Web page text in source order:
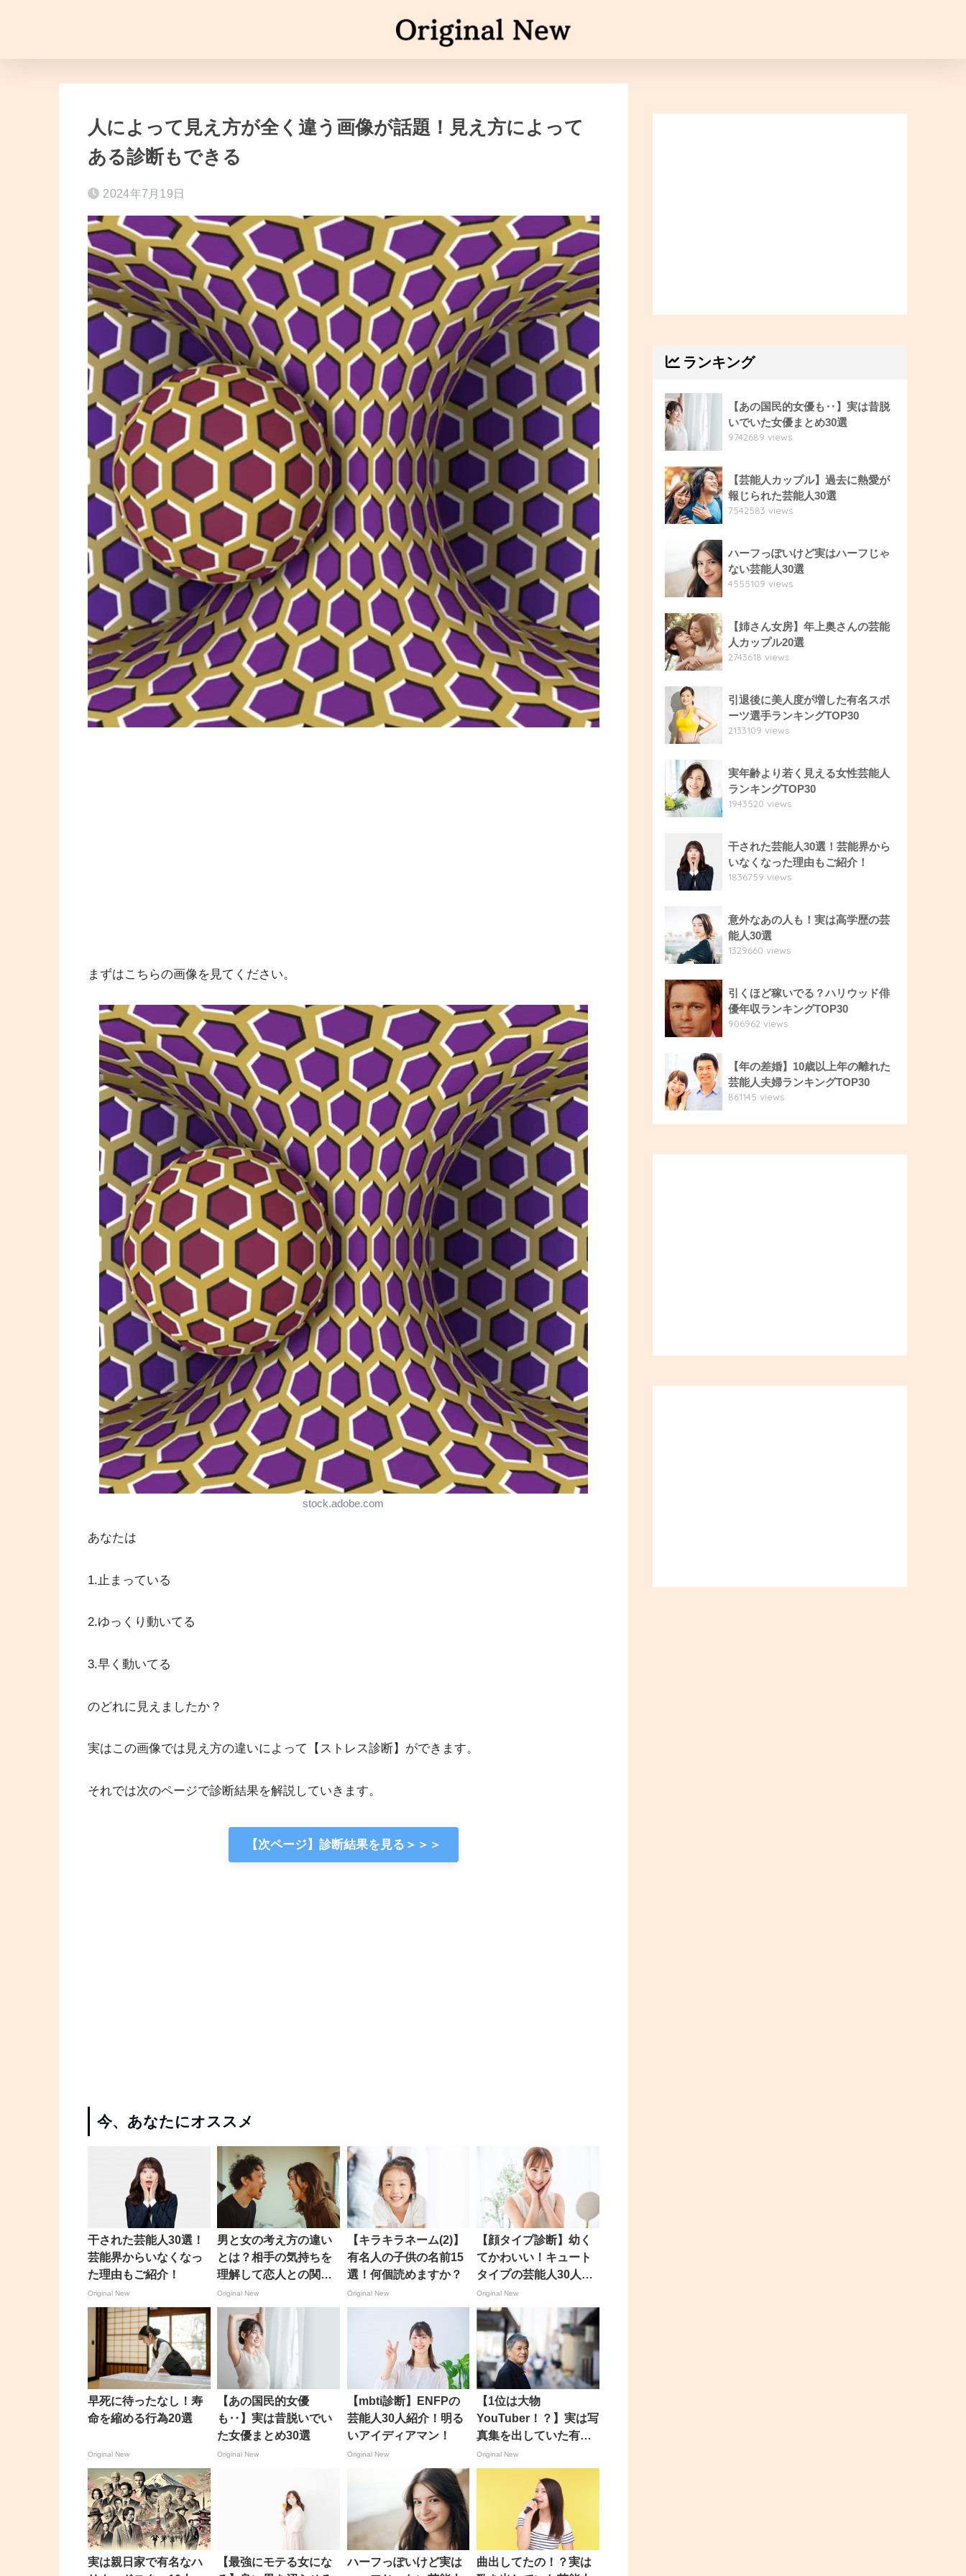
人によって見え方が全く違う画像が話題！見え方によって
ある診断もできる
2024年7月19日
まずはこちらの画像を見てください。
stock.adobe.com
あなたは
1.止まっている
2.ゆっくり動いてる
3.早く動いてる
のどれに見えましたか？
実はこの画像では見え方の違いによって【ストレス診断】ができます。
それでは次のページで診断結果を解説していきます。
【次ページ】診断結果を見る＞＞＞
今、あなたにオススメ
干された芸能人30選！
芸能界からいなくなっ
た理由もご紹介！
Original New
男と女の考え方の違い
とは？相手の気持ちを
理解して恋人との関係
を長続きさせよう！
Original New
【キラキラネーム(2)】
有名人の子供の名前15
選！何個読めますか？
Original New
【顔タイプ診断】幼く
てかわいい！キュート
タイプの芸能人30人を
紹介！
Original New
早死に待ったなし！寿
命を縮める行為20選
Original New
【あの国民的女優
も‥】実は昔脱いでい
た女優まとめ30選
Original New
【mbti診断】ENFPの
芸能人30人紹介！明る
いアイディアマン！
Original New
【1位は大物
YouTuber！？】実は写
真集を出していた有名
人トップ30
Original New
実は親日家で有名なハ
【最強にモテる女にな
ハーフっぽいけど実は
曲出してたの！？実は
ランキング
【あの国民的女優も‥】実は昔脱
いでいた女優まとめ30選
9742689 views
【芸能人カップル】過去に熱愛が
報じられた芸能人30選
7542583 views
ハーフっぽいけど実はハーフじゃ
ない芸能人30選
4555109 views
【姉さん女房】年上奥さんの芸能
人カップル20選
2743618 views
引退後に美人度が増した有名スポ
ーツ選手ランキングTOP30
2133109 views
実年齢より若く見える女性芸能人
ランキングTOP30
1943520 views
干された芸能人30選！芸能界から
いなくなった理由もご紹介！
1836759 views
意外なあの人も！実は高学歴の芸
能人30選
1329660 views
引くほど稼いでる？ハリウッド俳
優年収ランキングTOP30
906962 views
【年の差婚】10歳以上年の離れた
芸能人夫婦ランキングTOP30
861145 views